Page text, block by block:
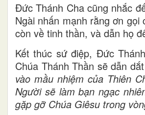
Đức Thánh Cha cũng nhắc
Ngài nhấn mạnh rằng ơn
còn về tinh thần, và dẫn họ
Kết thúc sứ điệp, Đức
Chúa Thánh Thần sẽ dẫn
vào mầu nhiệm của Thiên
Người sẽ làm bạn ngạc
gặp gỡ Chúa Giêsu trong